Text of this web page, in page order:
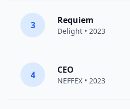
3 Requiem
Delight • 2023
4 CEO
NEFFEX • 2023